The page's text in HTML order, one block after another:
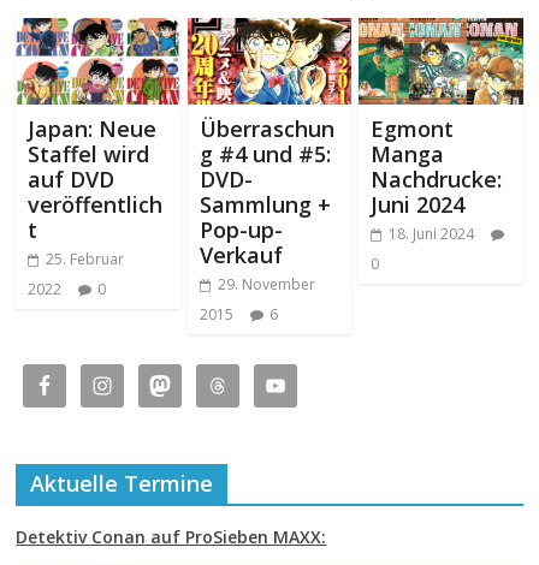
Japan: Neue
Staffel wird
auf DVD
veröffentlich
t
25. Februar
2022
0
Überraschun
g #4 und #5:
DVD-
Sammlung +
Pop-up-
Verkauf
29. November
2015
6
Egmont
Manga
Nachdrucke:
Juni 2024
18. Juni 2024
0
Aktuelle Termine
Detektiv Conan auf ProSieben MAXX: